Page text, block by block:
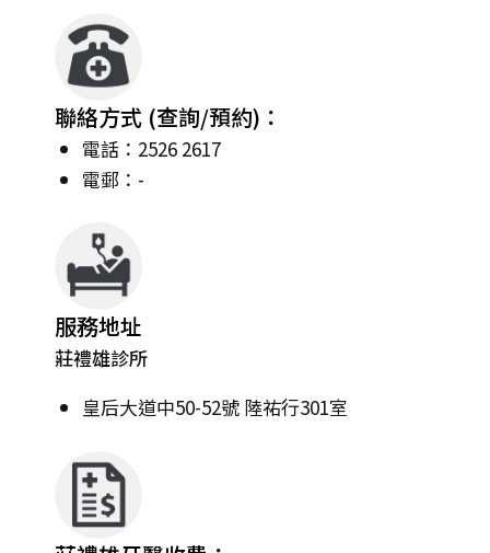
聯絡方式 (查詢/預約)：
電話：2526 2617
電郵：-
服務地址
莊禮雄診所
皇后大道中50-52號 陸祐行301室